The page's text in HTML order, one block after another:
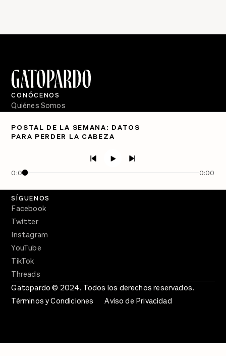
POSTAL DE LA SEMANA: DATOS
PARA PERDER LA CABEZA
0:00 0:00
CONÓCENOS
Quiénes Somos
PÓDCASTS
Crecer en Distopía
SÍGUENOS
Facebook
Twitter
Instagram
YouTube
TikTok
Threads
Gatopardo © 2024. Todos los derechos reservados.
Términos y Condiciones
Aviso de Privacidad